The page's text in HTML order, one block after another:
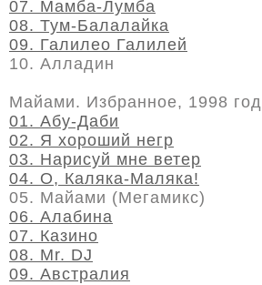
07. Мамба-Лумба
08. Тум-Балалайка
09. Галилео Галилей
10. Алладин
Майами. Избранное, 1998 год
01. Абу-Даби
02. Я хороший негр
03. Нарисуй мне ветер
04. О, Каляка-Маляка!
05. Майами (Мегамикс)
06. Алабина
07. Казино
08. Mr. DJ
09. Австралия